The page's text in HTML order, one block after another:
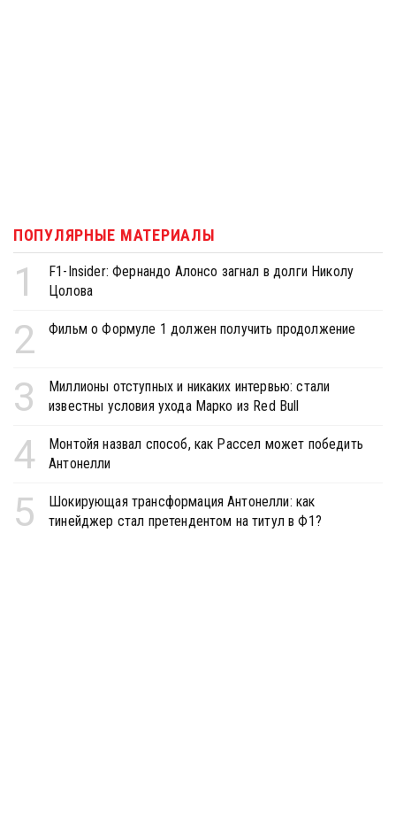
ПОПУЛЯРНЫЕ МАТЕРИАЛЫ
1
F1-Insider: Фернандо Алонсо загнал в долги Николу
Цолова
2 Фильм о Формуле 1 должен получить продолжение
3
Миллионы отступных и никаких интервью: стали
известны условия ухода Марко из Red Bull
4
Монтойя назвал способ, как Рассел может победить
Антонелли
5
Шокирующая трансформация Антонелли: как
тинейджер стал претендентом на титул в Ф1?